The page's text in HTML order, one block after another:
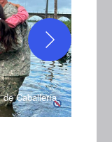
Caballería